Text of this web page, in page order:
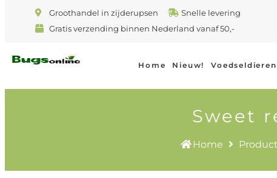
Groothandel in zijderupsen
Snelle levering
Gratis verzending binnen Nederland vanaf 50,-
Home Nieuw! Voedseldieren
Sweet
Home